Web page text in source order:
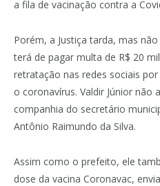
a fila de vacinação contra a
Porém, a Justiça tarda, mas
terá de pagar multa de R$ 20
retratação nas redes sociais
o coronavírus. Valdir Júnior não
companhia do secretário
Antônio Raimundo da Silva.
Assim como o prefeito, ele
dose da vacina Coronavac,